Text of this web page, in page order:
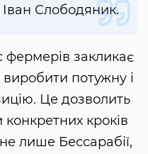
Слободяник.
фермерів закликає
виробити потужну і
Це дозволить
кроків
лише Бессарабії,